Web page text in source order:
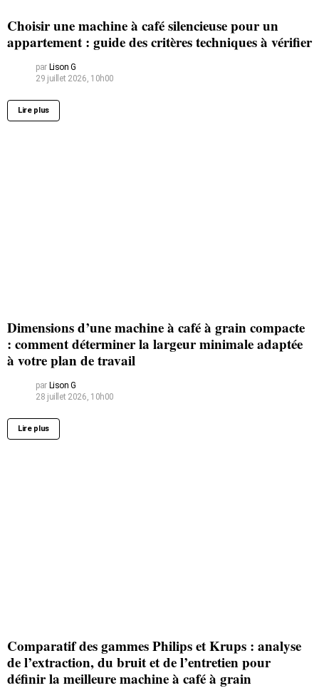
Choisir une machine à café silencieuse pour un
appartement : guide des critères techniques à vérifier
par Lison G
29 juillet 2026, 10h00
Lire plus
Dimensions d’une machine à café à grain compacte
: comment déterminer la largeur minimale adaptée
à votre plan de travail
par Lison G
28 juillet 2026, 10h00
Lire plus
Comparatif des gammes Philips et Krups : analyse
de l’extraction, du bruit et de l’entretien pour
définir la meilleure machine à café à grain